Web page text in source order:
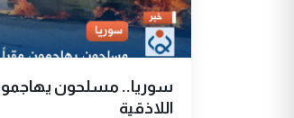
سوريا.. مسلحون
اللاذقية